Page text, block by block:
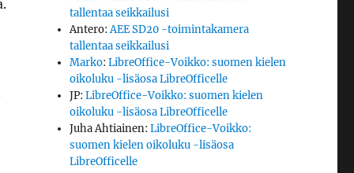
tallentaa seikkailusi
Antero:AEE SD20 -toimintakamera
tallentaa seikkailusi
Marko:LibreOffice-Voikko: suomen kielen
oikoluku -lisäosa LibreOfficelle
JP:LibreOffice-Voikko: suomen kielen
oikoluku -lisäosa LibreOfficelle
Juha Ahtiainen:LibreOffice-Voikko:
suomen kielen oikoluku -lisäosa
LibreOfficelle